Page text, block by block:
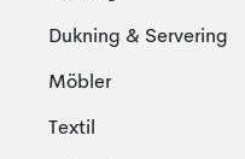
Dukning & Servering
Möbler
Textil